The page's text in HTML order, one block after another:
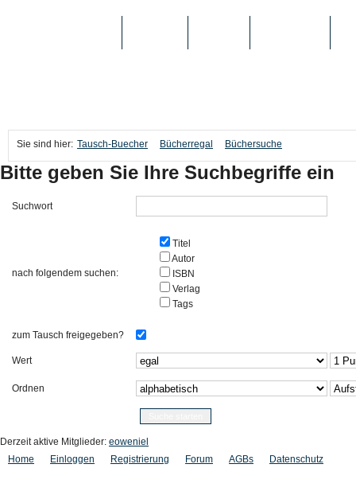
Sie sind hier: Tausch-Buecher Bücherregal Büchersuche
Bitte geben Sie Ihre Suchbegriffe ein
Suchwort
nach folgendem suchen:
Titel
Autor
ISBN
Verlag
Tags
zum Tausch freigegeben?
Wert
Ordnen
Derzeit aktive Mitglieder: eoweniel
Home
Einloggen Registrierung Forum AGBs Datenschutz